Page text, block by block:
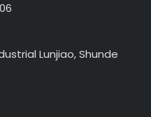
Lunjiao, Shunde